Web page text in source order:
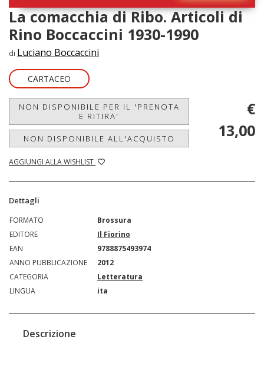
La comacchia di Ribo. Articoli di
Rino Boccaccini 1930-1990
di Luciano Boccaccini
CARTACEO
NON DISPONIBILE PER IL 'PRENOTA
E RITIRA'
NON DISPONIBILE ALL'ACQUISTO
AGGIUNGI ALLA WISHLIST
€
13,00
Dettagli
FORMATO
Brossura
EDITORE
Il Fiorino
EAN
9788875493974
ANNO PUBBLICAZIONE
2012
CATEGORIA
Letteratura
LINGUA
ita
Descrizione